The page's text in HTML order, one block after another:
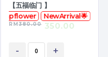
【五福临门 】
soapflower NewArrival🌟
RM380.00 350.00
- +